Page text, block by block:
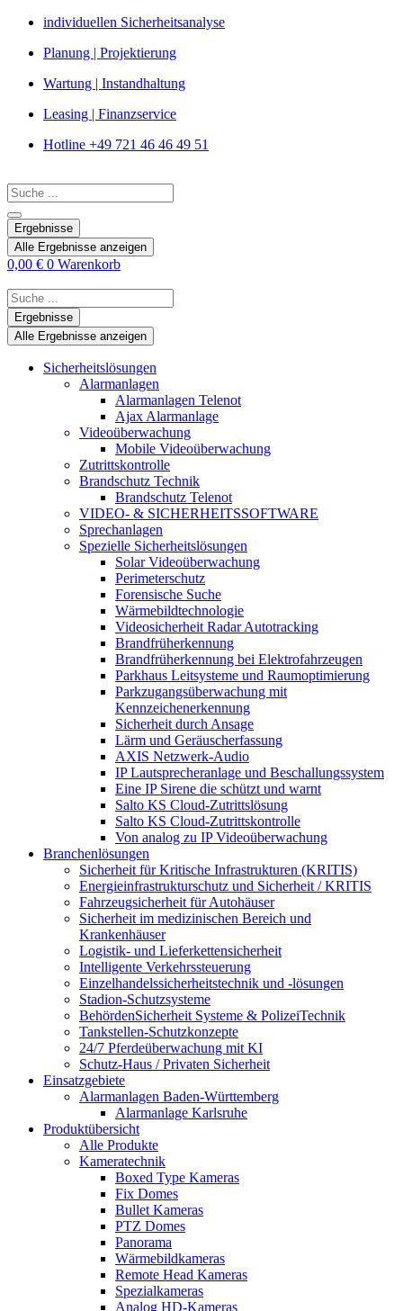
Zum
springen
individuellen Sicherheitsanalyse
Planung | Projektierung
Wartung | Instandhaltung
Leasing | Finanzservice
Hotline +49 721 46 46 49 51
Search
...
Ergebnisse
Alle Ergebnisse anzeigen
0,00 € 0 Warenkorb
Search
...Ergebnisse
Alle Ergebnisse anzeigen
Sicherheitslösungen
Alarmanlagen
Alarmanlagen Telenot
Ajax Alarmanlage
Videoüberwachung
Mobile Videoüberwachung
Zutrittskontrolle
Brandschutz Technik
Brandschutz Telenot
VIDEO- & SICHERHEITSSOFTWARE
Sprechanlagen
Spezielle Sicherheitslösungen
Solar Videoüberwachung
Perimeterschutz
Forensische Suche
Wärmebildtechnologie
Videosicherheit Radar Autotracking​
Brandfrüherkennung
Brandfrüherkennung bei Elektrofahrzeugen
Parkhaus Leitsysteme und Raumoptimierung
Parkzugangsüberwachung mit
Kennzeichenerkennung
Sicherheit durch Ansage
Lärm und Geräuscherfassung
AXIS Netzwerk-Audio
IP Lautsprecheranlage und Beschallungssystem
Eine IP Sirene die schützt und warnt
Salto KS Cloud-Zutrittslösung
Salto KS Cloud-Zutrittskontrolle
Von analog zu IP Videoüberwachung
Branchenlösungen
Sicherheit für Kritische Infrastrukturen (KRITIS)
Energieinfrastrukturschutz und Sicherheit / KRITIS
Fahrzeugsicherheit für Autohäuser
Sicherheit im medizinischen Bereich und
Krankenhäuser
Logistik- und Lieferkettensicherheit
Intelligente Verkehrssteuerung
Einzelhandelssicherheitstechnik und -lösungen
Stadion-Schutzsysteme
BehördenSicherheit Systeme & PolizeiTechnik
Tankstellen-Schutzkonzepte​
24/7 Pferdeüberwachung mit KI
Schutz-Haus / Privaten Sicherheit
Einsatzgebiete
Alarmanlagen Baden-Württemberg
Alarmanlage Karlsruhe
Produktübersicht
Alle Produkte
Kameratechnik
Boxed Type Kameras
Fix Domes
Bullet Kameras
PTZ Domes
Panorama
Wärmebildkameras
Remote Head Kameras
Spezialkameras
Analog HD-Kameras